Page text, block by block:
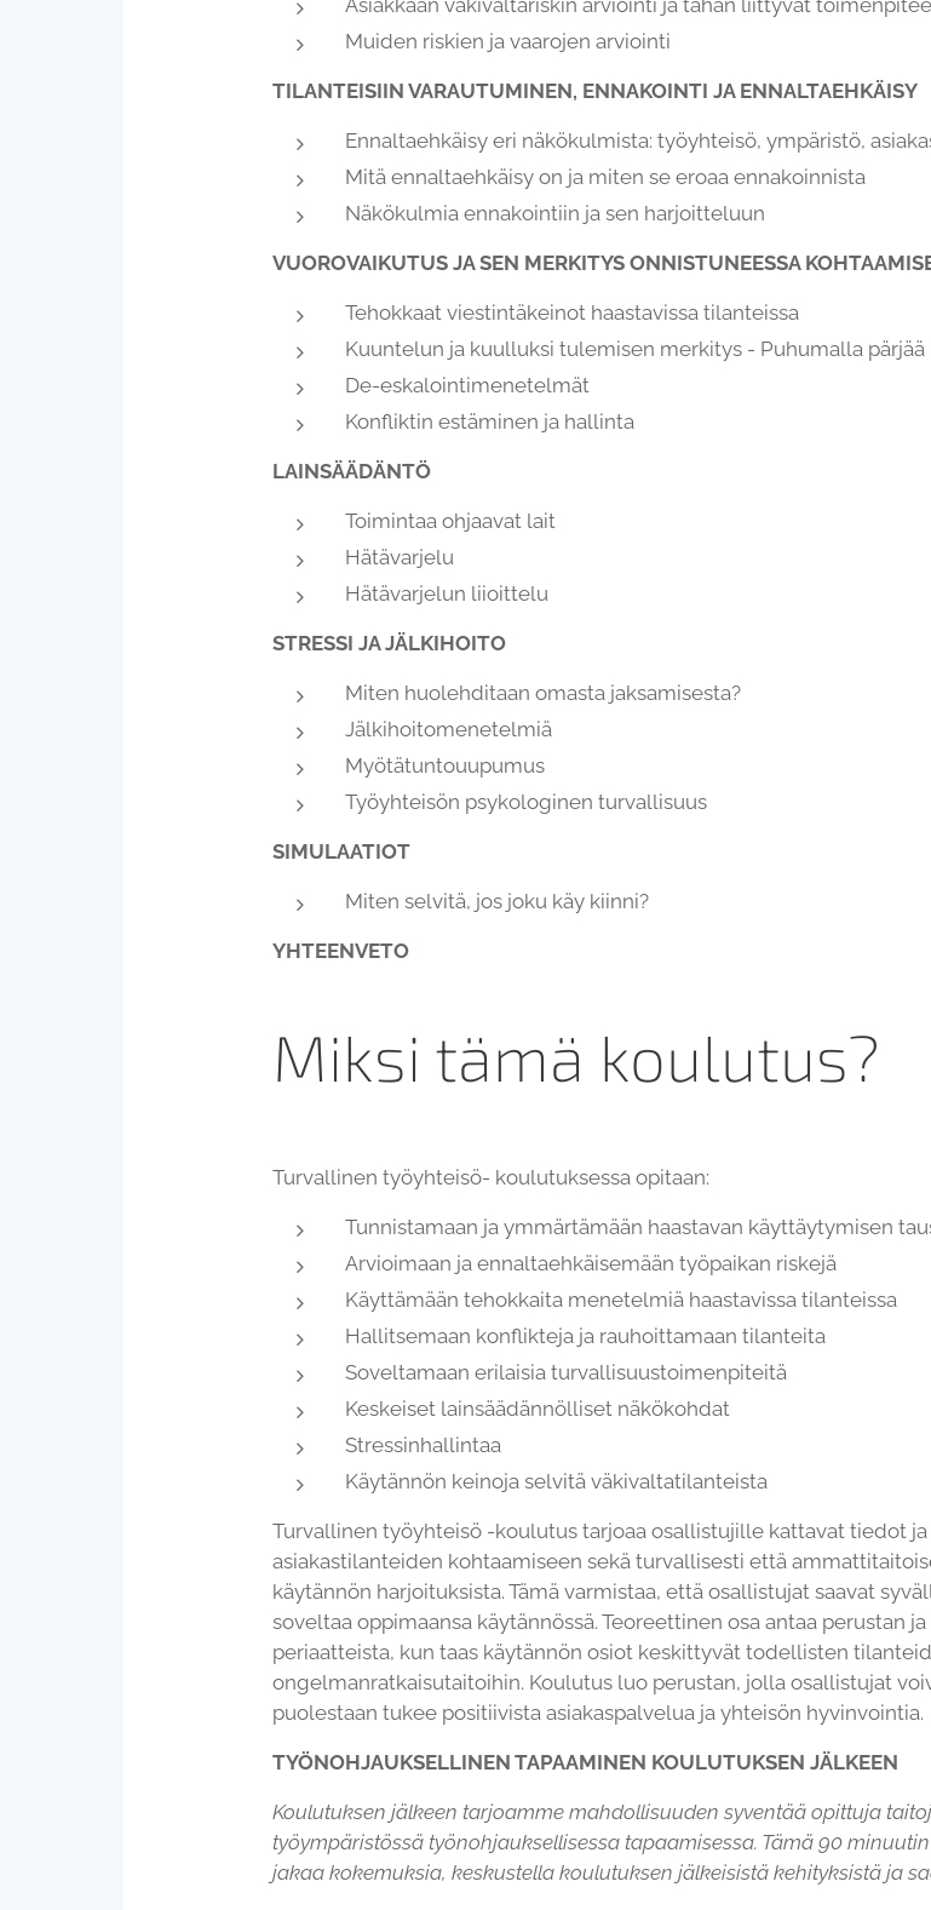
Asiakkaan väkivaltariskin arviointi ja tähän liittyvät
Muiden riskien ja vaarojen arviointi
TILANTEISIIN VARAUTUMINEN, ENNAKOINTI JA ENNALTAEHKÄISY
Ennaltaehkäisy eri näkökulmista: työyhteisö, ympäristö,
Mitä ennaltaehkäisy on ja miten se eroaa ennakoinnista
Näkökulmia ennakointiin ja sen harjoitteluun
VUOROVAIKUTUS JA SEN MERKITYS ONNISTUNEESSA
Tehokkaat viestintäkeinot haastavissa tilanteissa
Kuuntelun ja kuulluksi tulemisen merkitys - Puhumalla pärjää
De-eskalointimenetelmät
Konfliktin estäminen ja hallinta
LAINSÄÄDÄNTÖ
Toimintaa ohjaavat lait
Hätävarjelu
Hätävarjelun liioittelu
STRESSI JA JÄLKIHOITO
Miten huolehditaan omasta jaksamisesta?
Jälkihoitomenetelmiä
Myötätuntouupumus
Työyhteisön psykologinen turvallisuus
SIMULAATIOT
Miten selvitä, jos joku käy kiinni?
YHTEENVETO
Miksi tämä koulutus?
Turvallinen työyhteisö- koulutuksessa opitaan:
Tunnistamaan ja ymmärtämään haastavan käyttäytymisen
Arvioimaan ja ennaltaehkäisemään työpaikan riskejä
Käyttämään tehokkaita menetelmiä haastavissa tilanteissa
Hallitsemaan konflikteja ja rauhoittamaan tilanteita
Soveltamaan erilaisia turvallisuustoimenpiteitä
Keskeiset lainsäädännölliset näkökohdat
Stressinhallintaa
Käytännön keinoja selvitä väkivaltatilanteista
Turvallinen työyhteisö -koulutus tarjoaa osallistujille kattavat tiedot
asiakastilanteiden kohtaamiseen sekä turvallisesti että
käytännön harjoituksista. Tämä varmistaa, että osallistujat saavat
soveltaa oppimaansa käytännössä. Teoreettinen osa antaa perustan
periaatteista, kun taas käytännön osiot keskittyvät todellisten
ongelmanratkaisutaitoihin. Koulutus luo perustan, jolla osallistujat
puolestaan tukee positiivista asiakaspalvelua ja yhteisön hyvinvointia.
TYÖNOHJAUKSELLINEN TAPAAMINEN KOULUTUKSEN JÄLKEEN
Koulutuksen jälkeen tarjoamme mahdollisuuden syventää opittuja
työympäristössä työnohjauksellisessa tapaamisessa. Tämä 90
jakaa kokemuksia, keskustella koulutuksen jälkeisistä kehityksistä ja